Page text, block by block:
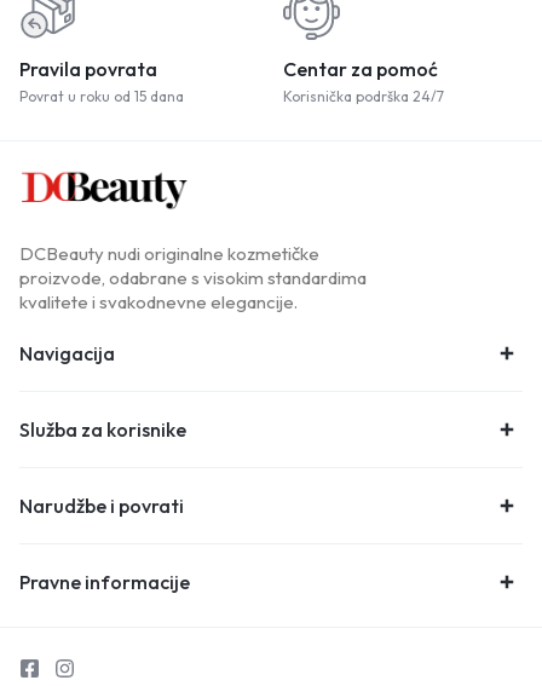
Pravila povrata
Povrat u roku od 15 dana
Centar za pomoć
Korisnička podrška 24/7
DCBeauty nudi originalne kozmetičke
proizvode, odabrane s visokim standardima
kvalitete i svakodnevne elegancije.
Navigacija
Služba za korisnike
Narudžbe i povrati
Pravne informacije